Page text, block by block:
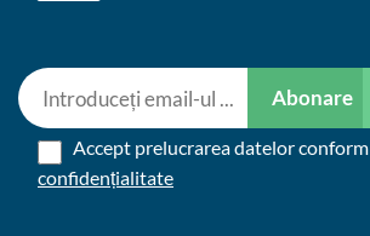
Abonare
Accept prelucrarea datelor conform
confidențialitate